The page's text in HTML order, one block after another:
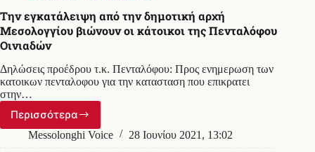
στο
Χαλάνδρι
–
ερευνά
η
ΕΛ.ΑΣ.
Την εγκατάλειψη από την δημοτική αρχή
Μεσολογγίου βιώνουν οι κάτοικοι της Πενταλόφου
Οινιαδών
Δηλώσεις προέδρου τ.κ. Πενταλόφου: Προς ενημερωση των
κατοικων πενταλοφου για την κατασταση που επικρατει
στην…
Περισσότερα
Την
εγκατάλειψη
Messolonghi Voice 28 Ιουνίου 2021, 13:02